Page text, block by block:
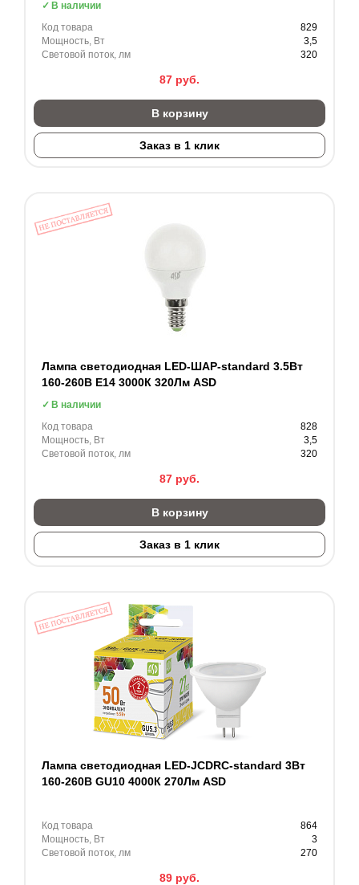
В наличии
Код товара
829
Мощность, Вт
3,5
Световой поток, лм
320
87 руб.
В корзину
Заказ в 1 клик
Лампа светодиодная LED-ШАР-standard 3.5Вт
160-260В Е14 3000К 320Лм ASD
В наличии
Код товара
828
Мощность, Вт
3,5
Световой поток, лм
320
87 руб.
В корзину
Заказ в 1 клик
Лампа светодиодная LED-JCDRC-standard 3Вт
160-260В GU10 4000К 270Лм ASD
Код товара
864
Мощность, Вт
3
Световой поток, лм
270
89 руб.